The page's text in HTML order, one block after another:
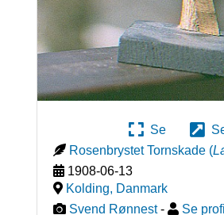
Se
Rosenbrystet Tornskade (
1908-06-13
Kolding, Danmark
Svend Rønnest - Se profil